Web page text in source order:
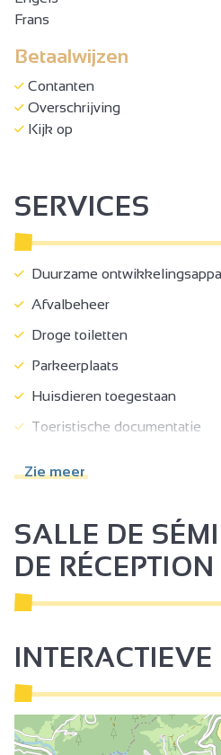
Frans
Betaalwijzen
Contanten
Overschrijving
Kijk op
SERVICES
Duurzame
Afvalbeheer
Droge toiletten
Parkeerplaats
Huisdieren toegestaan
Toeristische documentatie
Verkoop op de boerderij
Wifi Internet
Zie meer
SALLE DE
DE RÉCEPTION